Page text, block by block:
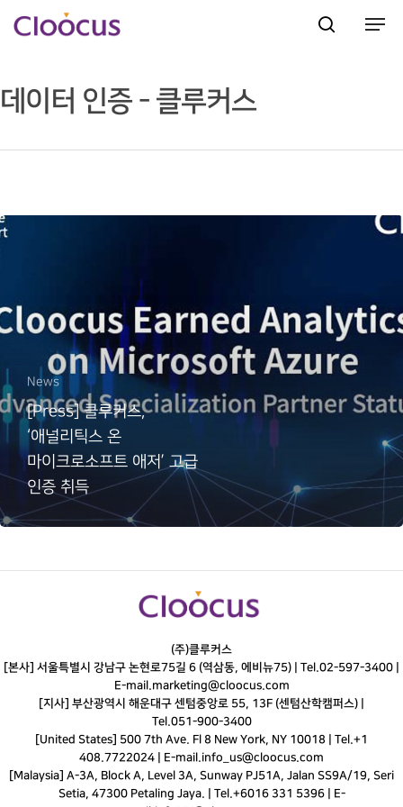
Hit enter to search or ESC to close
데이터 인증 - 클루커스
News
[Press] 클루커스,
‘애널리틱스 온
마이크로소프트 애저’ 고급
인증 취득
(주)클루커스
[본사] 서울특별시 강남구 논현로75길 6 (역삼동, 에비뉴75) | Tel.02-597-3400
E-mail.marketing@cloocus.com
[지사] 부산광역시 해운대구 센텀중앙로 55, 13F (센텀산학캠퍼스) |
Tel.051-900-3400
[United States] 500 7th Ave. Fl 8 New York, NY 10018 | Tel.+1
408.7722024 | E-mail.info_us@cloocus.com
[Malaysia] A-3A, Block A, Level 3A, Sunway PJ51A, Jalan SS9A/19, Seri
Setia, 47300 Petaling Jaya. | Tel.+6016 331 5396 | E-